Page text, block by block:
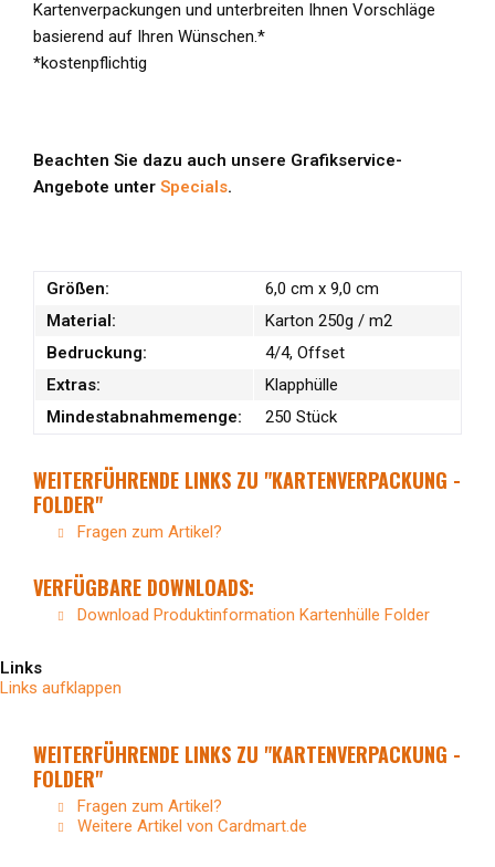
Kartenverpackungen und unterbreiten Ihnen Vorschläge
basierend auf Ihren Wünschen.*
*kostenpflichtig
Beachten Sie dazu auch unsere Grafikservice-
Angebote unter Specials.
Größen:
6,0 cm x 9,0 cm
Material:
Karton 250g / m2
Bedruckung:
4/4, Offset
Extras:
Klapphülle
Mindestabnahmemenge:
250 Stück
WEITERFÜHRENDE LINKS ZU "KARTENVERPACKUNG -
FOLDER"
Fragen zum Artikel?
VERFÜGBARE DOWNLOADS:
Download Produktinformation Kartenhülle Folder
Links
Links aufklappen
WEITERFÜHRENDE LINKS ZU "KARTENVERPACKUNG -
FOLDER"
Fragen zum Artikel?
Weitere Artikel von Cardmart.de